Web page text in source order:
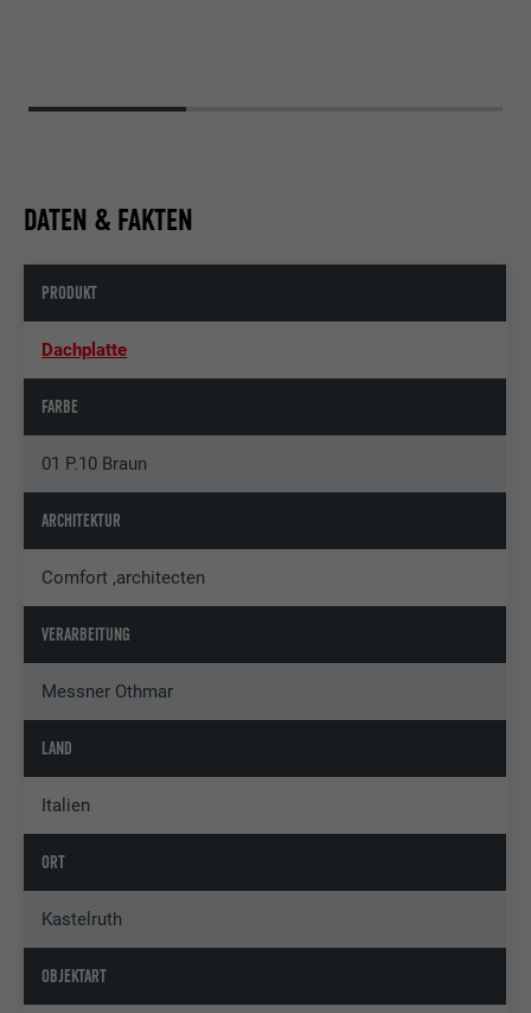
DATEN & FAKTEN
PRODUKT
Dachplatte
FARBE
01 P.10 Braun
ARCHITEKTUR
Comfort ,architecten
VERARBEITUNG
Messner Othmar
LAND
Italien
ORT
Kastelruth
OBJEKTART